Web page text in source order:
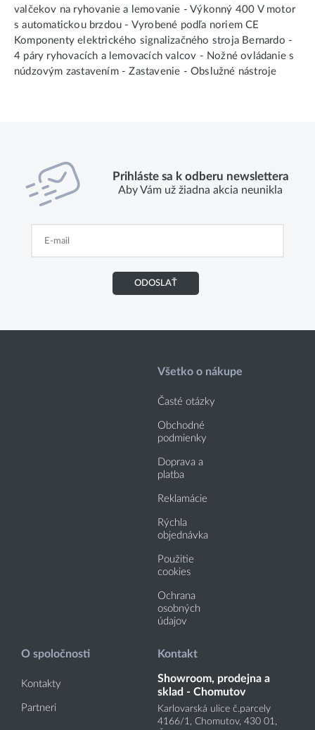
valčekov na ryhovanie a lemovanie - Výkonný 400 V motor
s automatickou brzdou - Vyrobené podľa noriem CE
Komponenty elektrického signalizačného stroja Bernardo -
4 páry ryhovacích a lemovacích valcov - Nožné ovládanie s
núdzovým zastavením - Zastavenie - Obslužné nástroje
Prihláste sa k odberu newslettera
Aby Vám už žiadna akcia neunikla
ODOSLAŤ
Všetko o nákupe
Časté otázky
Obchodné
podmienky
Doprava a
platba
Reklamácie
Rýchla
objednávka
Použitie
cookies
Ochrana
osobných
údajov
O spoločnosti
Kontakty
Partneri
Kontakt
Showroom, prodejna a
sklad - Chomutov
Karlovarská ulice č.parcely
4166/1, Chomutov, 430 01,